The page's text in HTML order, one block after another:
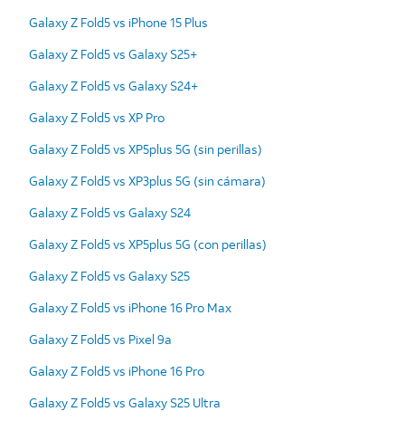
Galaxy Z Fold5 vs iPhone 15 Plus
Galaxy Z Fold5 vs Galaxy S25+
Galaxy Z Fold5 vs Galaxy S24+
Galaxy Z Fold5 vs XP Pro
Galaxy Z Fold5 vs XP5plus 5G (sin perillas)
Galaxy Z Fold5 vs XP3plus 5G (sin cámara)
Galaxy Z Fold5 vs Galaxy S24
Galaxy Z Fold5 vs XP5plus 5G (con perillas)
Galaxy Z Fold5 vs Galaxy S25
Galaxy Z Fold5 vs iPhone 16 Pro Max
Galaxy Z Fold5 vs Pixel 9a
Galaxy Z Fold5 vs iPhone 16 Pro
Galaxy Z Fold5 vs Galaxy S25 Ultra